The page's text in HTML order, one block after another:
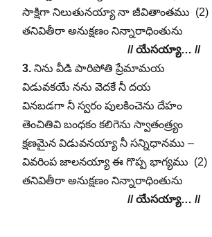
సాక్షిగా నిలుతునయ్యా నా జీవితాంతము (2)
తనివితీరా అనుక్షణం నిన్నారాధింతును
// యేసయ్యా… //
3. నిను వీడి పారిపోతి ప్రేమామయ
విడువకయే నను వెదకే నీ దయ
వినబడగా నీ స్వరం పులకించెను దేహం
తెంచితివి బంధకం కలిగెను స్వాతంత్ర్యం
క్షణమైన విడువనయ్యా నీ సన్నిధానము –
వివరింప జాలనయ్యా ఈ గొప్ప భాగ్యము (2)
తనివితీరా అనుక్షణం నిన్నారాధింతును
// యేసయ్యా… //